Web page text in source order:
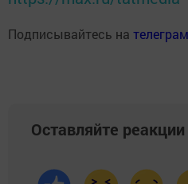
Подписывайтесь на
Оставляйте реакции